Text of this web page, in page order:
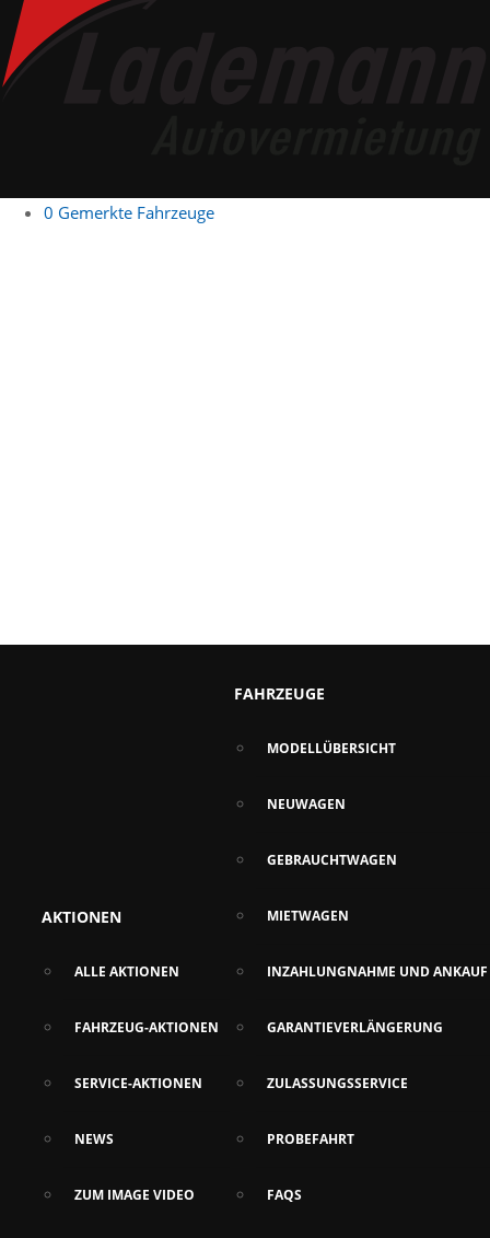
AKTIONEN
ALLE AKTIONEN
FAHRZEUG-AKTIONEN
SERVICE-AKTIONEN
NEWS
ZUM IMAGE VIDEO
FAHRZEUGE
MODELLÜBERSICHT
NEUWAGEN
GEBRAUCHTWAGEN
MIETWAGEN
INZAHLUNGNAHME UND ANKAUF
GARANTIEVERLÄNGERUNG
ZULASSUNGSSERVICE
PROBEFAHRT
FAQS
0 Gemerkte Fahrzeuge